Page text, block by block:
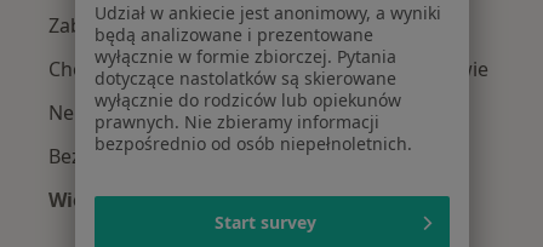
Zaburzenia lękowe w Krakowie
Choroba afektywna dwubiegunowa w Krakowie
Nerwica w Krakowie
Bezsenność w Krakowie
Więcej (15)
Więcej w kategorii: Najczęście leczone
Udział w ankiecie jest anonimowy, a wyniki
będą analizowane i prezentowane
wyłącznie w formie zbiorczej. Pytania
dotyczące nastolatków są skierowane
wyłącznie do rodziców lub opiekunów
prawnych. Nie zbieramy informacji
bezpośrednio od osób niepełnoletnich.
Start survey